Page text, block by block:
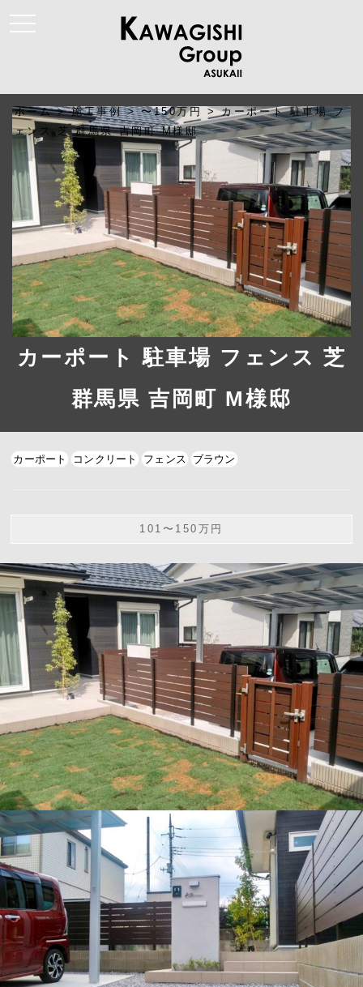
t
o
n
a
v
i
g
a
i
ホーム>施工事例>〜150万円 >カーポート 駐車場 フ
ェンス 芝 群馬県 吉岡町 M様邸
カーポート 駐車場 フェンス 芝
群馬県 吉岡町 M様邸
カーポート コンクリート フェンス ブラウン
101〜150万円